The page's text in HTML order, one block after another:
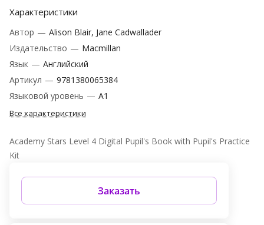
Характеристики
Автор — Alison Blair, Jane Cadwallader
Издательство — Macmillan
Язык — Английский
Артикул — 9781380065384
Языковой уровень — A1
Все характеристики
Academy Stars Level 4 Digital Pupil's Book with Pupil's Practice
Kit
Заказать